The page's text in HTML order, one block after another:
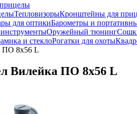
ТепловизорыКронштейны для
для оптикиБарометры и
Оружейный тюнинг
и стеклоРогатки для охоты
ПО 8x56 L
Вилейка ПО 8x56 L